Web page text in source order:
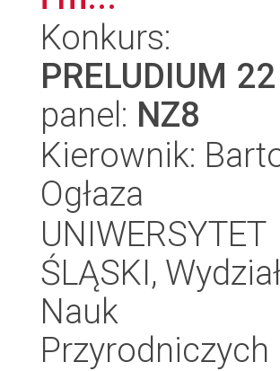
Konkurs:
PRELUDIUM 22
panel: NZ8
Kierownik:
Ogłaza
UNIWERSYTET
ŚLĄSKI,
Nauk
Przyrodniczych